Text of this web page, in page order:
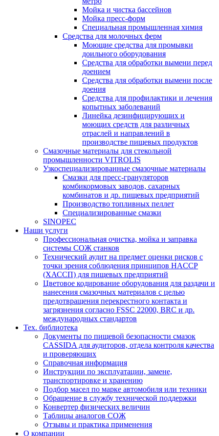
Мойка и чистка бассейнов
Мойка пресс-форм
Специальная промышленная химия
Средства для молочных ферм
Моющие средства для промывки
доильного оборудования
Средства для обработки вымени перед
доением
Средства для обработки вымени после
доения
Средства для профилактики и лечения
копытных заболеваний
Линейка дезинфицирующих и
моющих средств для различных
отраслей и направлений в
производстве пищевых продуктов
Смазочные материалы для стекольной
промышленности VITROLIS
Узкоспециализированные смазочные материалы
Смазки для пресс-грануляторов
комбикормовых заводов, сахарных
комбинатов и др. пищевых предприятий
Производство топливных пеллет
Специализированные смазки
SINOPEC
Наши услуги
Профессиональная очистка, мойка и заправка
системы СОЖ станков
Технический аудит на предмет оценки рисков с
точки зрения соблюдения принципов HACCP
(ХАССП) для пищевых предприятий
Цветовое кодирование оборудования для раздачи и
нанесения смазочных материалов с целью
предотвращения перекрестного контакта и
загрязнения согласно FSSC 22000, BRC и др.
международных стандартов
Тех. библиотека
Документы по пищевой безопасности смазок
CASSIDA для аудиторов, отдела контроля качества
и проверяющих
Справочная информация
Инструкции по эксплуатации, замене,
транспортировке и хранению
Подбор масел по марке автомобиля или техники
Обращение в службу технической поддержки
Конвертер физических величин
Таблицы аналогов СОЖ
Отзывы и практика применения
О компании